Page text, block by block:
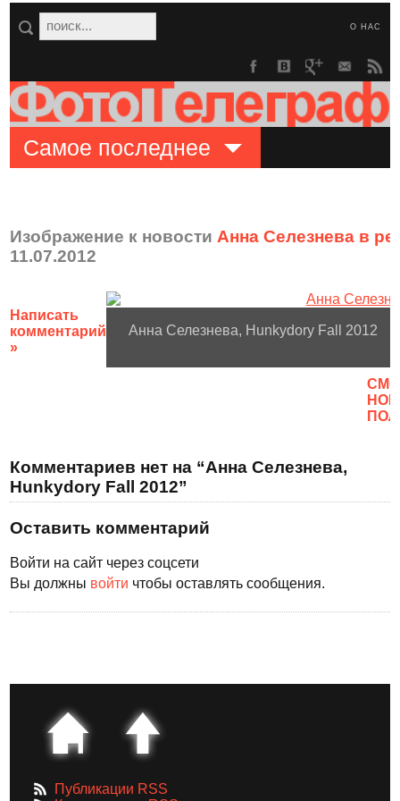
О НАС
Самое последнее
Изображение к новости Анна Селезнева в
11.07.2012
Написать
комментарий
»
Анна Селезнева, Hunkydory Fall 2012
Комментариев нет на “Анна Селезнева,
Hunkydory Fall 2012”
Оставить комментарий
Войти на сайт через соцсети
Вы должны войти чтобы оставлять сообщения.
Публикации RSS